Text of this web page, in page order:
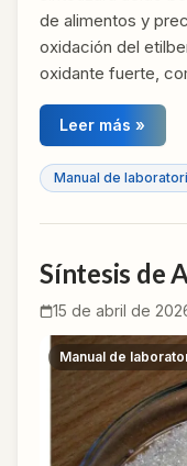
de alimentos y
oxidación del
oxidante fuerte,
Leer más »
Manual de
Síntesis de
15 de abril de
Manual de